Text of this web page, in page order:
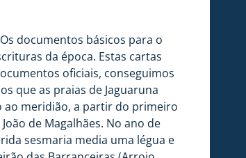
documentos básicos para o
da época. Estas cartas
oficiais, conseguimos
que as praias de Jaguaruna
ao meridião, a partir do primeiro
de Magalhães. No ano de
sesmaria media uma légua e